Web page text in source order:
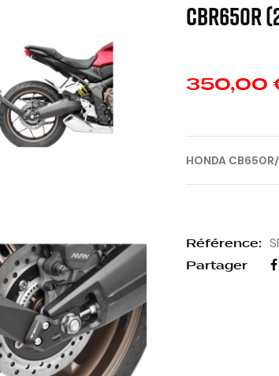
CBR650R
350,00
HONDA
Référence:
Partager